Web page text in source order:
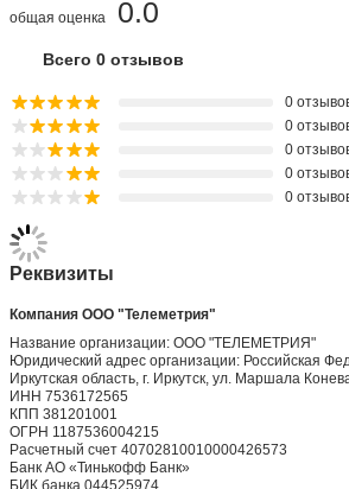
0.0
общая оценка
Всего 0 отзывов
0
0
0
0
0
Реквизиты
Компания ООО "Телеметрия"
Название организации: ООО "ТЕЛЕМЕТРИЯ"
Юридический адрес организации: Российская
Иркутская область, г. Иркутск, ул. Маршала
ИНН 7536172565
КПП 381201001
ОГРН 1187536004215
Расчетный счет 40702810010000426573
Банк АО «Тинькофф Банк»
БИК банка 044525974